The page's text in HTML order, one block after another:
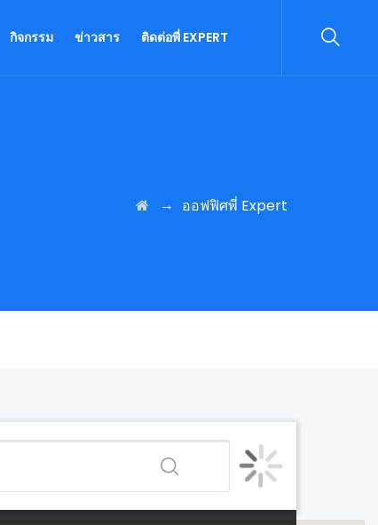
กิจกรรม ข่าวสาร ติดต่อพี่ EXPERT
→ ออฟฟิศพี่ Expert